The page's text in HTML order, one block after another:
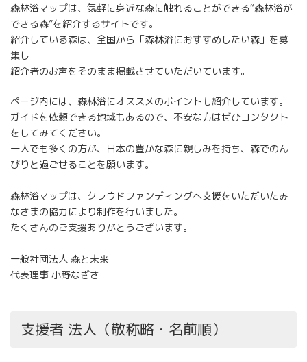
森林浴マップは、気軽に身近な森に触れることができる“森林浴が
できる森”を紹介するサイトです。
紹介している森は、全国から「森林浴におすすめしたい森」を募
集し
紹介者のお声をそのまま掲載させていただいています。
ページ内には、森林浴にオススメのポイントも紹介しています。
ガイドを依頼できる地域もあるので、不安な方はぜひコンタクト
をしてみてください。
一人でも多くの方が、日本の豊かな森に親しみを持ち、森でのん
びりと過ごせることを願います。
森林浴マップは、クラウドファンディングへ支援をいただいたみ
なさまの協力により制作を行いました。
たくさんのご支援ありがとうございます。
一般社団法人 森と未来
代表理事 小野なぎさ
支援者 法人（敬称略・名前順）